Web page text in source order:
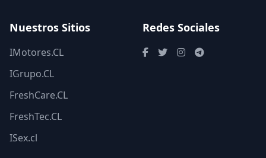
Nuestros Sitios
IMotores.CL
IGrupo.CL
FreshCare.CL
FreshTec.CL
ISex.cl
Redes Sociales